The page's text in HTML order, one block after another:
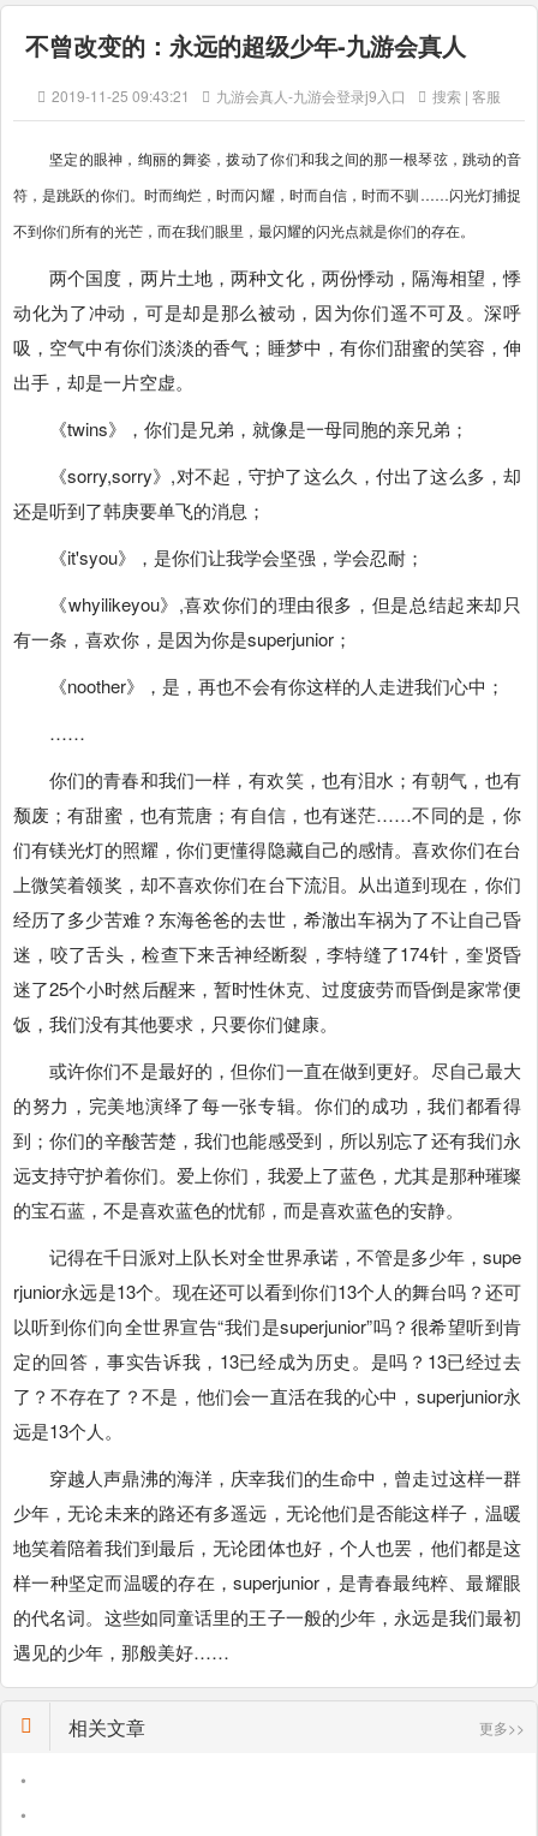
不曾改变的：永远的超级少年-九游会真人
2019-11-25 09:43:21 九游会真人-九游会登录j9入口 搜索 | 客服
坚定的眼神，绚丽的舞姿，拨动了你们和我之间的那一根琴弦，跳动的音
符，是跳跃的你们。时而绚烂，时而闪耀，时而自信，时而不驯……闪光灯捕捉
不到你们所有的光芒，而在我们眼里，最闪耀的闪光点就是你们的存在。
两个国度，两片土地，两种文化，两份悸动，隔海相望，悸
动化为了冲动，可是却是那么被动，因为你们遥不可及。深呼
吸，空气中有你们淡淡的香气；睡梦中，有你们甜蜜的笑容，伸
出手，却是一片空虚。
《twins》，你们是兄弟，就像是一母同胞的亲兄弟；
《sorry,sorry》,对不起，守护了这么久，付出了这么多，却
还是听到了韩庚要单飞的消息；
《it'syou》，是你们让我学会坚强，学会忍耐；
《whyilikeyou》,喜欢你们的理由很多，但是总结起来却只
有一条，喜欢你，是因为你是superjunior；
《noother》，是，再也不会有你这样的人走进我们心中；
……
你们的青春和我们一样，有欢笑，也有泪水；有朝气，也有
颓废；有甜蜜，也有荒唐；有自信，也有迷茫……不同的是，你
们有镁光灯的照耀，你们更懂得隐藏自己的感情。喜欢你们在台
上微笑着领奖，却不喜欢你们在台下流泪。从出道到现在，你们
经历了多少苦难？东海爸爸的去世，希澈出车祸为了不让自己昏
迷，咬了舌头，检查下来舌神经断裂，李特缝了174针，奎贤昏
迷了25个小时然后醒来，暂时性休克、过度疲劳而昏倒是家常便
饭，我们没有其他要求，只要你们健康。
或许你们不是最好的，但你们一直在做到更好。尽自己最大
的努力，完美地演绎了每一张专辑。你们的成功，我们都看得
到；你们的辛酸苦楚，我们也能感受到，所以别忘了还有我们永
远支持守护着你们。爱上你们，我爱上了蓝色，尤其是那种璀璨
的宝石蓝，不是喜欢蓝色的忧郁，而是喜欢蓝色的安静。
记得在千日派对上队长对全世界承诺，不管是多少年，supe
rjunior永远是13个。现在还可以看到你们13个人的舞台吗？还可
以听到你们向全世界宣告“我们是superjunior”吗？很希望听到肯
定的回答，事实告诉我，13已经成为历史。是吗？13已经过去
了？不存在了？不是，他们会一直活在我的心中，superjunior永
远是13个人。
穿越人声鼎沸的海洋，庆幸我们的生命中，曾走过这样一群
少年，无论未来的路还有多遥远，无论他们是否能这样子，温暖
地笑着陪着我们到最后，无论团体也好，个人也罢，他们都是这
样一种坚定而温暖的存在，superjunior，是青春最纯粹、最耀眼
的代名词。这些如同童话里的王子一般的少年，永远是我们最初
遇见的少年，那般美好……
相关文章 更多>>
•
•